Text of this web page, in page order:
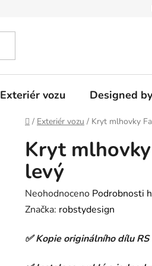
Exteriér vozu Designed
Domů
/ Exteriér vozu / Kryt mlhovky
Kryt
levý
Průměrné
hodnocení
je
Neohodnoceno Podrobnosti
Značka: robstydesign
✅ Kopie originálního dílu RS